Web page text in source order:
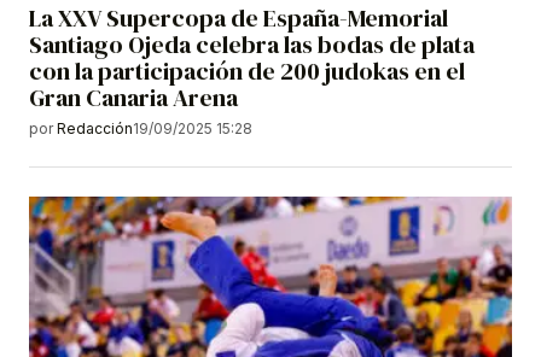
La XXV Supercopa de España-Memorial
Santiago Ojeda celebra las bodas de plata
con la participación de 200 judokas en el
Gran Canaria Arena
por Redacción19/09/2025 15:28